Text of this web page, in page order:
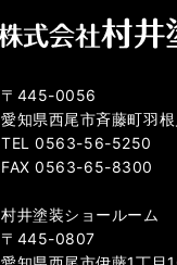
〒445-0056
愛知県西尾市斉藤町羽
TEL 0563-56-5250
FAX 0563-65-8300
村井塗装ショールーム
〒445-0807